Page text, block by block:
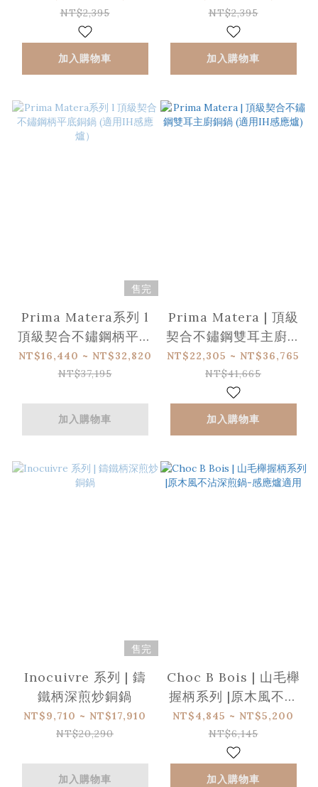
NT$2,395
加入購物車
NT$2,395
加入購物車
售完
Prima Matera系列 l
頂級契合不鏽鋼柄平底
銅鍋 (適用IH感應爐）
NT$16,440 ~ NT$32,820
NT$37,195
加入購物車
Prima Matera | 頂級
契合不鏽鋼雙耳主廚銅
鍋 (適用IH感應爐)
NT$22,305 ~ NT$36,765
NT$41,665
加入購物車
售完
Inocuivre 系列 | 鑄
鐵柄深煎炒銅鍋
NT$9,710 ~ NT$17,910
NT$20,290
加入購物車
Choc B Bois | 山毛櫸
握柄系列 |原木風不沾
深煎鍋-感應爐適用
NT$4,845 ~ NT$5,200
NT$6,145
加入購物車